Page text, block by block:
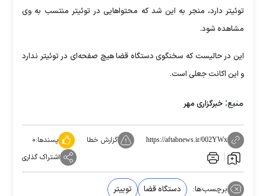
توئیتر دارد، منجر به این شد که محتواهایی در توئیتر منتسب به وی
مشاهده شود.
این در حالیست که سخنگوی دستگاه قضا هیچ صفحه‌ای در توئیتر ندارد
و این اکانت جعلی است.
منبع: خبرگزاری مهر
https://aftabnews.ir/002YWx گزارش خطا پسندها:۰
اشتراک گذاری
برچسب‌ها: دستگاه قضا توییتر